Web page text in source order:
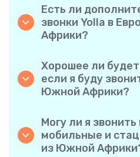
Есть ли
звонки Yolla в
Африки?
поминутной оплаты,
только за время
скрытых комиссий,
ежемесячных
Хорошее ли
если я буду
Южной Африки?
у вас будет
разговариваете с
городе, даже если
Могу ли я звонить
мобильные и
из Южной